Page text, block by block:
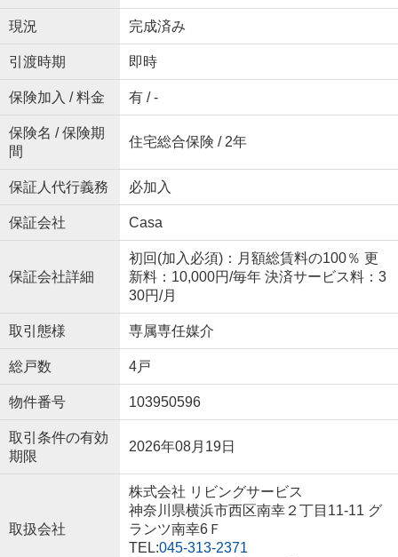
現況 完成済み
引渡時期 即時
保険加入 / 料金 有 / -
保険名 / 保険期
間
住宅総合保険 / 2年
保証人代行義務 必加入
保証会社 Casa
保証会社詳細
初回(加入必須)：月額総賃料の100％ 更
新料：10,000円/毎年 決済サービス料：3
30円/月
取引態様 専属専任媒介
総戸数 4戸
物件番号 103950596
取引条件の有効
期限
2026年08月19日
取扱会社
株式会社 リビングサービス
神奈川県横浜市西区南幸２丁目11-11 グ
ランツ南幸6Ｆ
TEL:045-313-2371